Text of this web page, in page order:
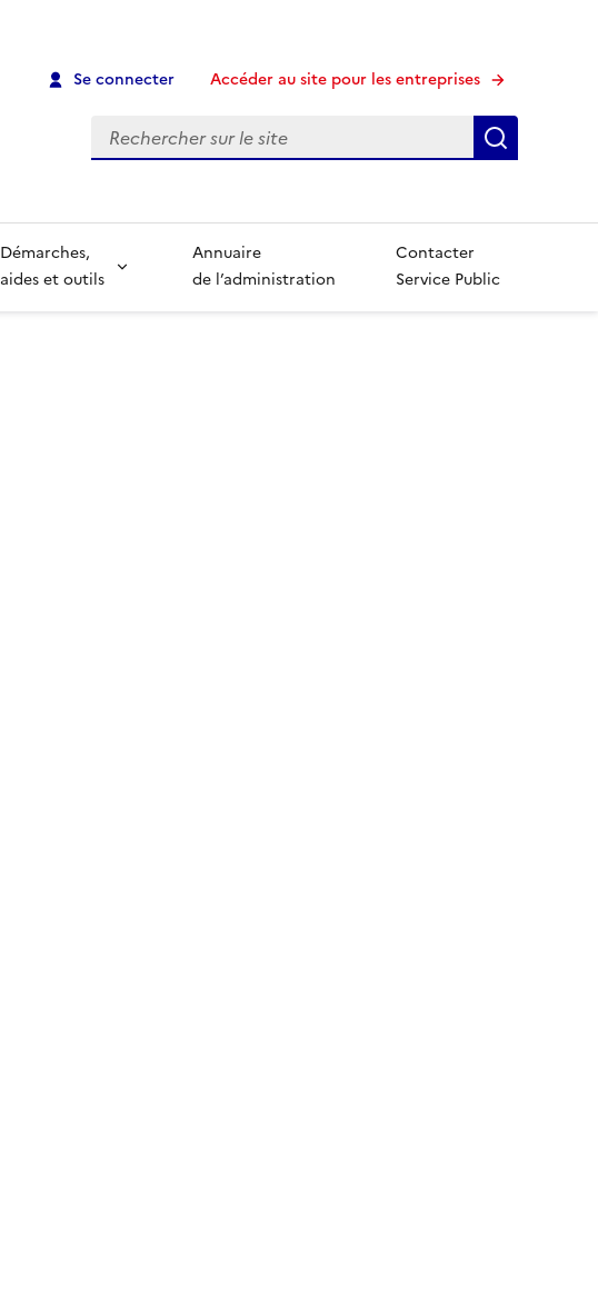
Se connecter Accéder au site pour les entreprises
Recherche
Démarches,
aides et outils
Annuaire
de l’administration
Contacter
Service Public